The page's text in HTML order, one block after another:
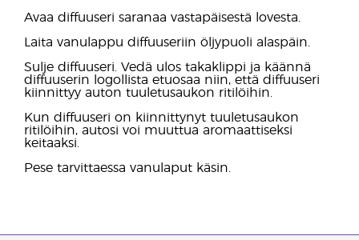
Avaa diffuuseri saranaa vastapäisestä lovesta.
Laita vanulappu diffuuseriin öljypuoli alaspäin.
Sulje diffuuseri. Vedä ulos takaklippi ja käännä
diffuuserin logollista etuosaa niin, että diffuuseri
kiinnittyy auton tuuletusaukon ritilöihin.
Kun diffuuseri on kiinnittynyt tuuletusaukon
ritilöihin, autosi voi muuttua aromaattiseksi
keitaaksi.
Pese tarvittaessa vanulaput käsin.